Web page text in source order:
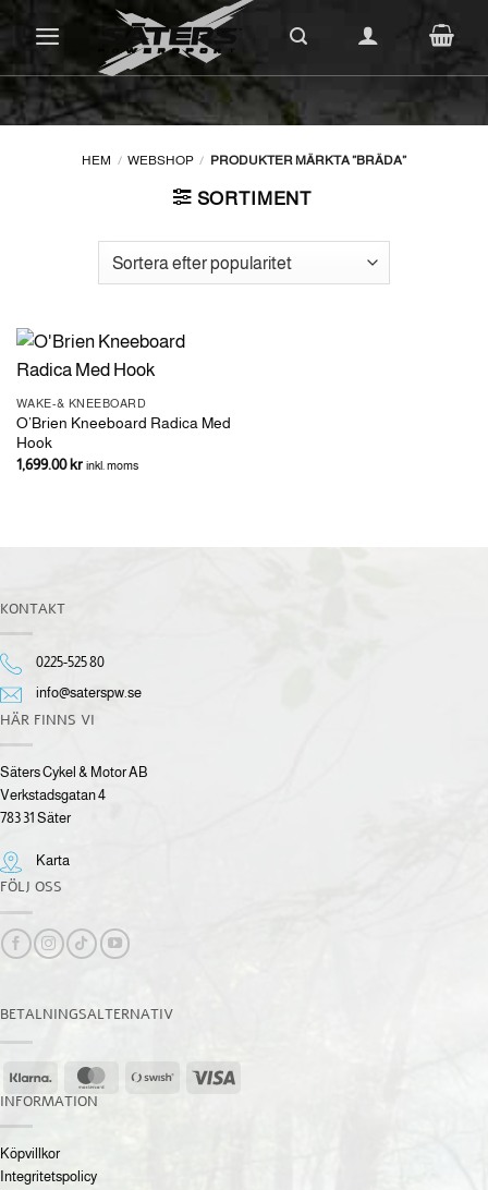
content
HEM / WEBSHOP / PRODUKTER MÄRKTA ”BRÄDA”
SORTIMENT
WAKE-& KNEEBOARD
O’Brien Kneeboard Radica Med
Hook
1,699.00kr inkl. moms
KONTAKT
0225-525 80
info@saterspw.se
HÄR FINNS VI
Säters Cykel & Motor AB
Verkstadsgatan 4
783 31 Säter
Karta
FÖLJ OSS
BETALNINGSALTERNATIV
Klarna MasterCardSwish
INFORMATION
Köpvillkor
Integritetspolicy